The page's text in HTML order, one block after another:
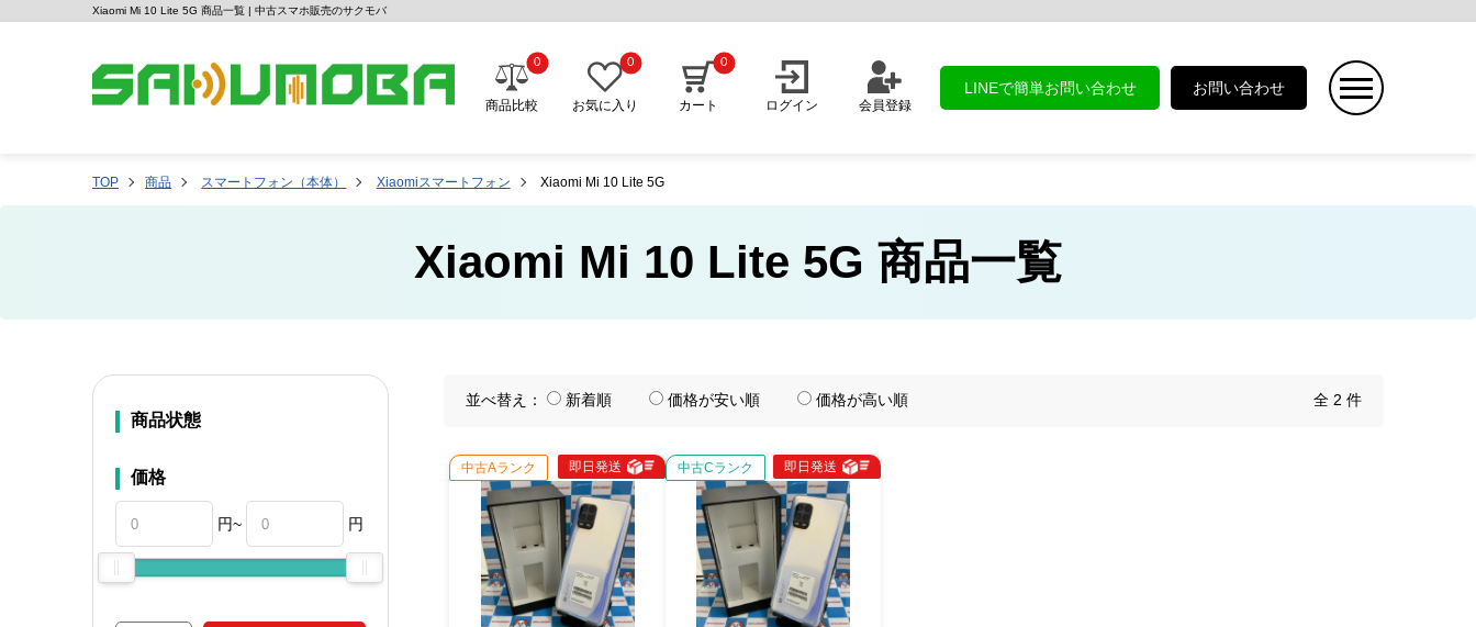
Xiaomi Mi 10 Lite 5G 商品一覧 | 中古スマホ販売のサクモバ
商品比較
0
お気に入り
0
カート
0
ログイン 会員登録
LINEで簡単お問い合わせ お問い合わせ
TOP 商品 スマートフォン（本体） Xiaomiスマートフォン Xiaomi Mi 10 Lite 5G
Xiaomi Mi 10 Lite 5G 商品一覧
商品状態
価格
円~ 円
並べ替え： 新着順 価格が安い順 価格が高い順 全 2 件
中古Aランク 即日発送 中古Cランク 即日発送